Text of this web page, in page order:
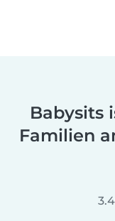
Babysits
Familien